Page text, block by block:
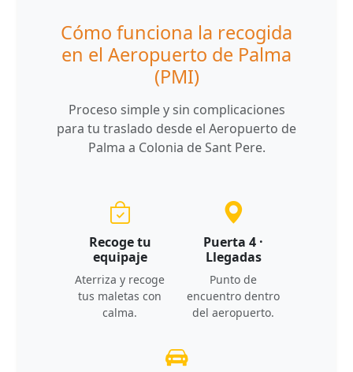
Cómo funciona la recogida
en el Aeropuerto de Palma
(PMI)
Proceso simple y sin complicaciones
para tu traslado desde el Aeropuerto de
Palma a Colonia de Sant Pere.
Recoge tu
equipaje
Aterriza y recoge
tus maletas con
calma.
Puerta 4 ·
Llegadas
Punto de
encuentro dentro
del aeropuerto.